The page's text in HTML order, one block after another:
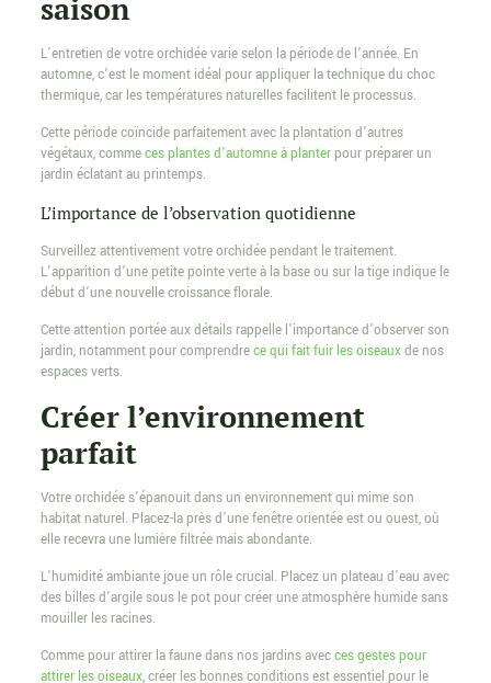
saison
L’entretien de votre orchidée varie selon la période de l’année. En
automne, c’est le moment idéal pour appliquer la technique du choc
thermique, car les températures naturelles facilitent le processus.
Cette période coïncide parfaitement avec la plantation d’autres
végétaux, commeces plantes d’automne à planterpour préparer un
jardin éclatant au printemps.
L’importance de l’observation quotidienne
Surveillez attentivement votre orchidée pendant le traitement.
L’apparition d’une petite pointe verte à la base ou sur la tige indique le
début d’une nouvelle croissance florale.
Cette attention portée aux détails rappelle l’importance d’observer son
jardin, notamment pour comprendrece qui fait fuir les oiseauxde nos
espaces verts.
Créer l’environnement
parfait
Votre orchidée s’épanouit dans un environnement qui mime son
habitat naturel. Placez-la près d’une fenêtre orientée est ou ouest, où
elle recevra une lumière filtrée mais abondante.
L’humidité ambiante joue un rôle crucial. Placez un plateau d’eau avec
des billes d’argile sous le pot pour créer une atmosphère humide sans
mouiller les racines.
Comme pour attirer la faune dans nos jardins avecces gestes pour
attirer les oiseaux, créer les bonnes conditions est essentiel pour le